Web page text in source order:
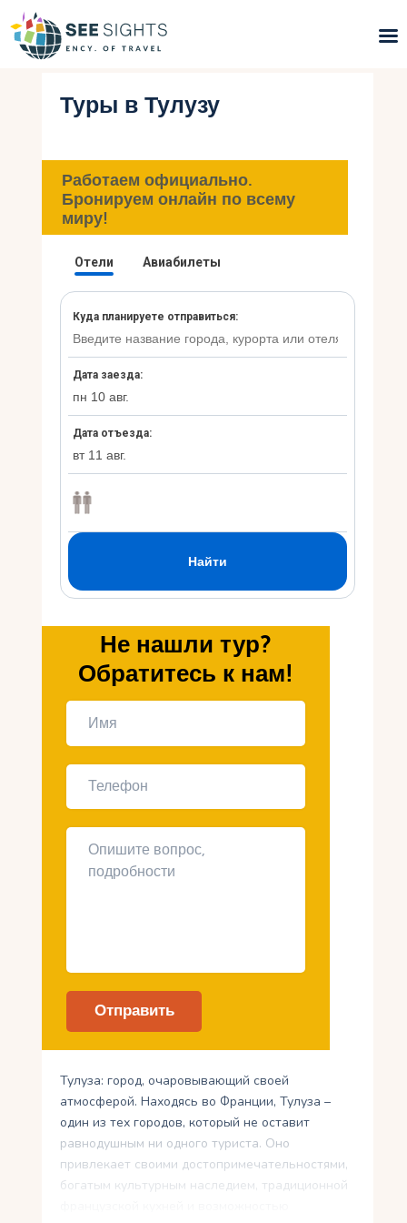
Поиск туров
Типы Туров
Страны
Инфо
Контакты
Туры в Тулузу
Работаем официально.
Бронируем онлайн по всему
миру!
Не нашли тур?
Обратитесь к нам!
Тулуза: город, очаровывающий своей
атмосферой. Находясь во Франции, Тулуза –
один из тех городов, который не оставит
равнодушным ни одного туриста. Оно
привлекает своими достопримечательностями,
богатым культурным наследием, традиционной